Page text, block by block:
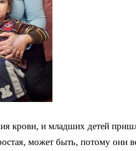
крови, и младших детей
может быть, потому они